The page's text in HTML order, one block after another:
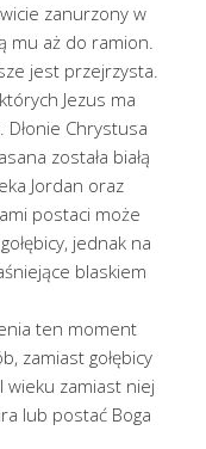
zanurzony w
mu aż do ramion.
jest przejrzysta.
Jezus ma
Chrystusa
została białą
Jordan oraz
postaci może
jednak na
blaskiem
ten moment
zamiast gołębicy
wieku zamiast niej
lub postać Boga